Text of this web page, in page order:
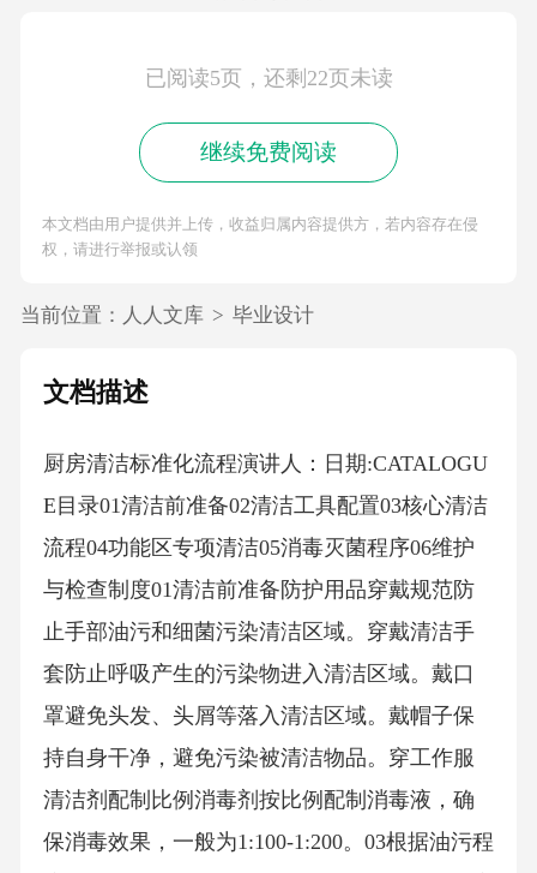
已阅读5页，还剩22页未读
继续免费阅读
本文档由用户提供并上传，收益归属内容提供方，若内容存在侵
权，请进行举报或认领
当前位置： 人人文库 > 毕业设计
文档描述
厨房清洁标准化流程演讲人：日期:CATALOGU
E目录01清洁前准备02清洁工具配置03核心清洁
流程04功能区专项清洁05消毒灭菌程序06维护
与检查制度01清洁前准备防护用品穿戴规范防
止手部油污和细菌污染清洁区域。穿戴清洁手
套防止呼吸产生的污染物进入清洁区域。戴口
罩避免头发、头屑等落入清洁区域。戴帽子保
持自身干净，避免污染被清洁物品。穿工作服
清洁剂配制比例消毒剂按比例配制消毒液，确
保消毒效果，一般为1:100-1:200。03根据油污程